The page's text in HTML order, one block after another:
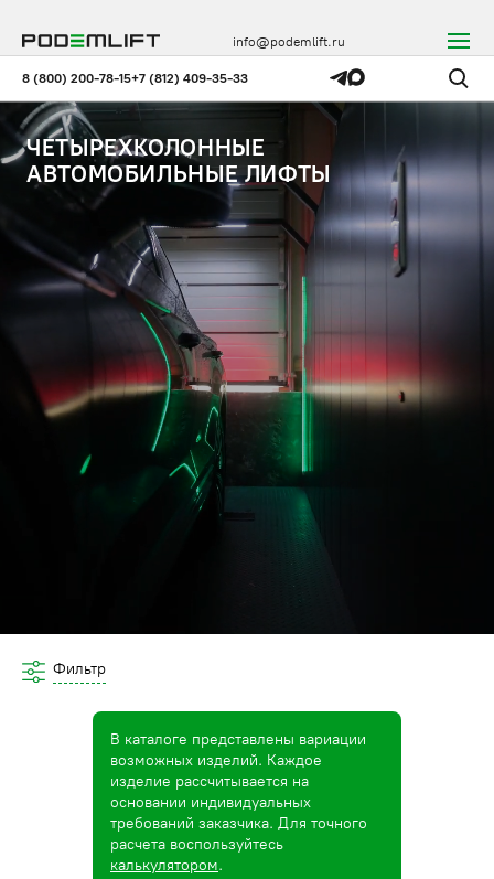
8 (800) 200-78-15+7 (812) 409-35-33
info@podemlift.ru
ЧЕТЫРЕХКОЛОННЫЕ
АВТОМОБИЛЬНЫЕ ЛИФТЫ
Фильтр
В каталоге представлены вариации
возможных изделий. Каждое
изделие рассчитывается на
основании индивидуальных
требований заказчика. Для точного
расчета воспользуйтесь
калькулятором.